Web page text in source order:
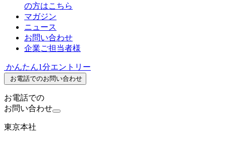
の方はこちら
マガジン
ニュース
お問い合わせ
企業ご担当者様
かんたん1分エントリー
お電話でのお問い合わせ
お電話での
お問い合わせ
東京本社